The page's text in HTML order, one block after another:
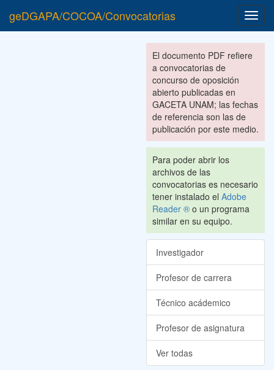
geDGAPA/COCOA/Convocatorias
El documento PDF refiere
a convocatorias de
concurso de oposición
abierto publicadas en
GACETA UNAM; las fechas
de referencia son las de
publicación por este medio.
Para poder abrir los
archivos de las
convocatorias es necesario
tener instalado el Adobe
Reader ® o un programa
similar en su equipo.
Investigador
Profesor de carrera
Técnico acádemico
Profesor de asignatura
Ver todas